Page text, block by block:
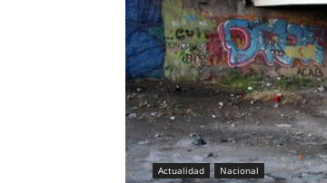
Actualidad Nacional